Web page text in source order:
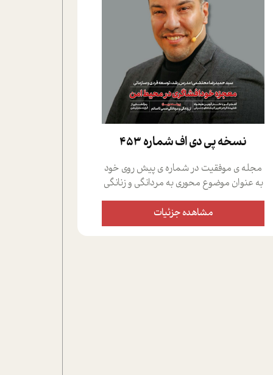
نسخه پي دي اف شماره 453
مجله ی موفقیت در شماره ی پیش روی خود
به عنوان موضوع محوری به مردانگی و زنانگی
سمی پرداخته است؛ علاوه بر این که؛ گفت و
گویی اختصاصی داشته ایم با فردین علیخواه،
جامعه شناس در بخش های مختلف تلاش
مشاهده جزئیات